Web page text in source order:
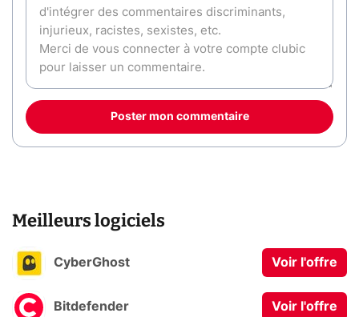
Poster mon commentaire
Meilleurs logiciels
CyberGhost Voir l'offre
Bitdefender Voir l'offre